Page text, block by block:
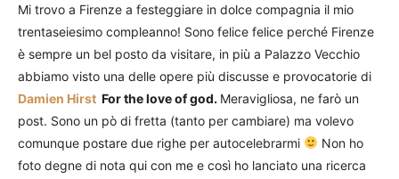
Mi trovo a Firenze a festeggiare in dolce compagnia il mio
trentaseiesimo compleanno! Sono felice felice perché Firenze
è sempre un bel posto da visitare, in più a Palazzo Vecchio
abbiamo visto una delle opere più discusse e provocatorie di
Damien Hirst For the love of god. Meravigliosa, ne farò un
post. Sono un pò di fretta (tanto per cambiare) ma volevo
comunque postare due righe per autocelebrarmi
Non ho
foto degne di nota qui con me e così ho lanciato una ricerca